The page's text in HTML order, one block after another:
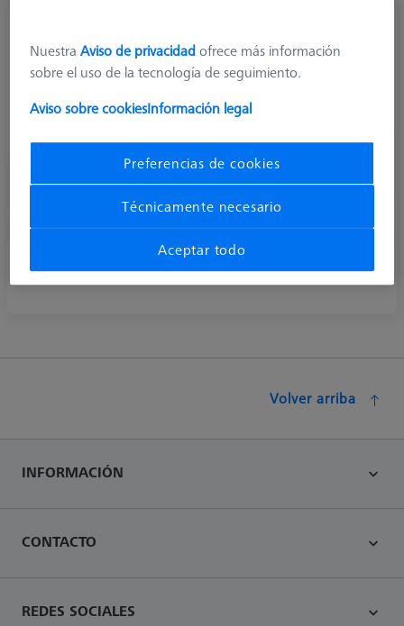
Extensiones de titanio
Volver arriba
INFORMACIÓN
CONTACTO
REDES SOCIALES
NuestraAviso de privacidadofrece más información
sobre el uso de la tecnología de seguimiento.
Aviso sobre cookiesInformación legal
Preferencias de cookies
Técnicamente necesario
Aceptar todo